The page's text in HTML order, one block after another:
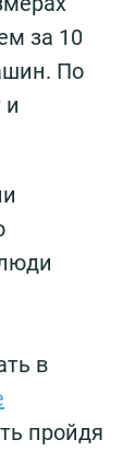
за 10
По
и
в
пройдя